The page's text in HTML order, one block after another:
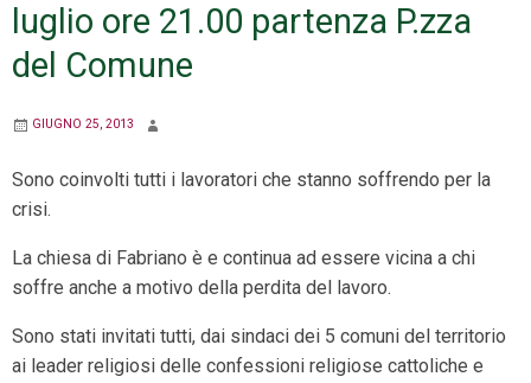
luglio ore 21.00 partenza P.zza
del Comune
GIUGNO 25, 2013
Sono coinvolti tutti i lavoratori che stanno soffrendo per la
crisi.
La chiesa di Fabriano è e continua ad essere vicina a chi
soffre anche a motivo della perdita del lavoro.
Sono stati invitati tutti, dai sindaci dei 5 comuni del territorio
ai leader religiosi delle confessioni religiose cattoliche e